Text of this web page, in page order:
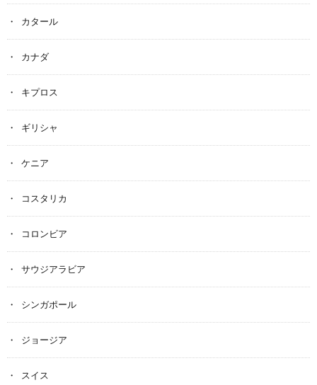
カタール
カナダ
キプロス
ギリシャ
ケニア
コスタリカ
コロンビア
サウジアラビア
シンガポール
ジョージア
スイス